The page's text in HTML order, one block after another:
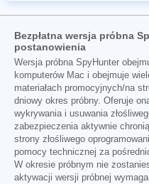
Bezpłatna wersja próbna
postanowienia
Wersja próbna SpyHunter
komputerów Mac i obejmuje
materiałach promocyjnych/na
dniowy okres próbny. Oferuje
wykrywania i usuwania
zabezpieczenia aktywnie
strony złośliwego
pomocy technicznej za
W okresie próbnym nie
aktywacji wersji próbnej